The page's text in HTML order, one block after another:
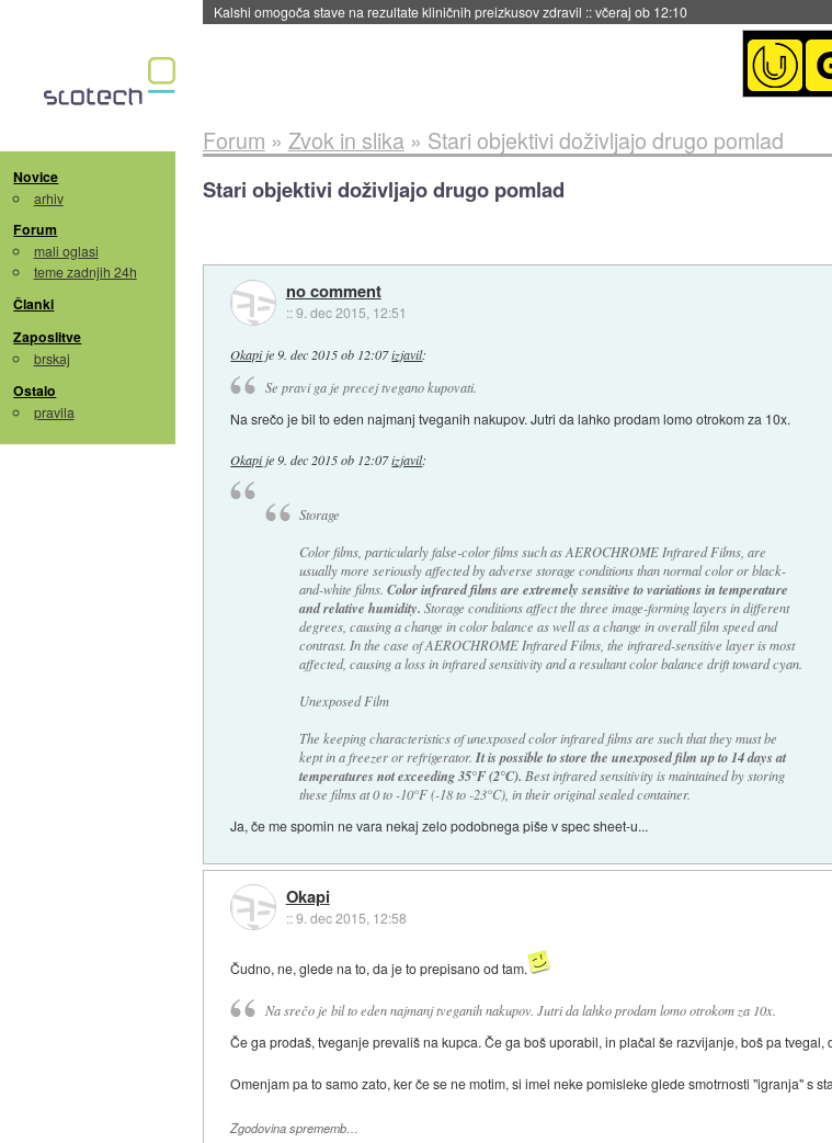
Sandisk že prodal več kot polovico SSD-jev za naslednji dve leti::včeraj ob 11:37
Novice
arhiv
Forum
mali oglasi
teme zadnjih 24h
Članki
Zaposlitve
brskaj
Ostalo
pravila
Forum » Zvok in slika» Stari objektivi doživljajo drugo pomlad
Stari objektivi doživljajo drugo pomlad
no comment
::9. dec 2015, 12:51
Okapije 9. dec 2015 ob 12:07izjavil:
Se pravi ga je precej tvegano kupovati.
Na srečo je bil to eden najmanj tveganih nakupov. Jutri da lahko prodam lomo otrokom za 10x.
Okapije9. dec 2015 ob 12:07izjavil:
Storage
Color films, particularly false-color films such as AEROCHROME Infrared Films, are
usually more seriously affected by adverse storage conditions than normal color or black-
and-white films. Color infrared films are extremely sensitive to variations in temperature
and relative humidity. Storage conditions affect the three image-forming layers in different
degrees, causing a change in color balance as well as a change in overall film speed and
contrast. In the case of AEROCHROME Infrared Films, the infrared-sensitive layer is most
affected, causing a loss in infrared sensitivity and a resultant color balance drift toward cyan.
Unexposed Film
The keeping characteristics of unexposed color infrared films are such that they must be
kept in a freezer or refrigerator. It is possible to store the unexposed film up to 14 days at
temperatures not exceeding 35°F (2°C). Best infrared sensitivity is maintained by storing
these films at 0 to -10°F (-18 to -23°C), in their original sealed container.
Ja, če me spomin ne vara nekaj zelo podobnega piše v spec sheet-u...
Okapi
::9. dec 2015, 12:58
Čudno, ne, glede na to, da je to prepisano od tam.
Na srečo je bil to eden najmanj tveganih nakupov. Jutri da lahko prodam lomo otrokom za 10x.
Če ga prodaš, tveganje prevališ na kupca. Če ga boš uporabil, in plačal še razvijanje, boš pa tvegal,
Omenjam pa to samo zato, ker če se ne motim, si imel neke pomisleke glede smotrnosti "igranja" s
Zgodovina sprememb…